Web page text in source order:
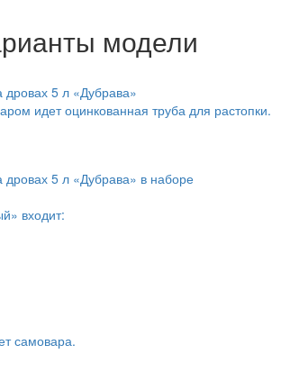
модели
5 л «Дубрава»
идет оцинкованная труба для растопки.
5 л «Дубрава» в наборе
входит:
самовара.